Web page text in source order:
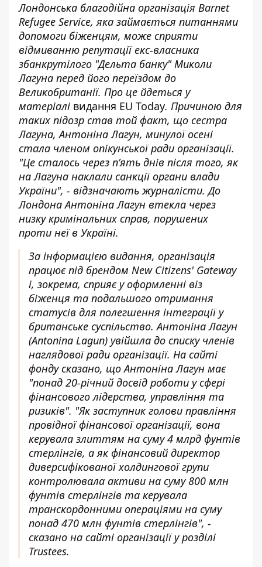
Лондонська благодійна організація Barnet
Refugee Service, яка займається питаннями
допомоги біженцям, може сприяти
відмиванню репутації екс-власника
збанкрутілого "Дельта банку" Миколи
Лагуна перед його переїздом до
Великобританії. Про це йдеться у
матеріалі видання EU Today. Причиною для
таких підозр став той факт, що сестра
Лагуна, Антоніна Лагун, минулої осені
стала членом опікунської ради організації.
"Це сталось через пʼять днів після того, як
на Лагуна наклали санкції органи влади
України", - відзначають журналісти. До
Лондона Антоніна Лагун втекла через
низку кримінальних справ, порушених
проти неї в Україні.
За інформацією видання, організація
працює під брендом New Citizens' Gateway
і, зокрема, сприяє у оформленні віз
біженця та подальшого отримання
статусів для полегшення інтеграції у
британське суспільство. Антоніна Лагун
(Antonina Lagun) увійшла до списку членів
наглядової ради організації. На сайті
фонду сказано, що Антоніна Лагун має
"понад 20-річний досвід роботи у сфері
фінансового лідерства, управління та
ризиків". "Як заступник голови правління
провідної фінансової організації, вона
керувала злиттям на суму 4 млрд фунтів
стерлінгів, а як фінансовий директор
диверсифікованої холдингової групи
контролювала активи на суму 800 млн
фунтів стерлінгів та керувала
транскордонними операціями на суму
понад 470 млн фунтів стерлінгів", -
сказано на сайті організації у розділі
Trustees.